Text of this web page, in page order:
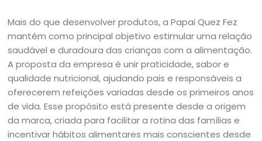
Mais do que desenvolver produtos, a Papai Quez Fez
mantém como principal objetivo estimular uma relação
saudável e duradoura das crianças com a alimentação.
A proposta da empresa é unir praticidade, sabor e
qualidade nutricional, ajudando pais e responsáveis a
oferecerem refeições variadas desde os primeiros anos
de vida. Esse propósito está presente desde a origem
da marca, criada para facilitar a rotina das famílias e
incentivar hábitos alimentares mais conscientes desde